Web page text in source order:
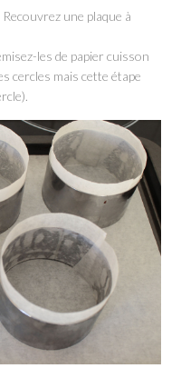
une plaque à
les de papier cuisson
cercles mais cette étape